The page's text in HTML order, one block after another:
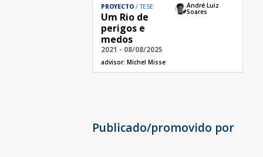
PROYECTO TESE
Um Rio de
perigos e
medos
2021 - 08/08/2025
advisor: Michel Misse
André Luiz
Soares
Publicado/promovido por